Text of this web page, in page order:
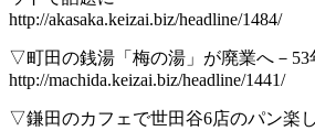
http://akasaka.keizai.biz/headline/1484/
▽町田の銭湯「梅の湯」が廃業へ－53
http://machida.keizai.biz/headline/1441/
▽鎌田のカフェで世田谷6店のパン楽